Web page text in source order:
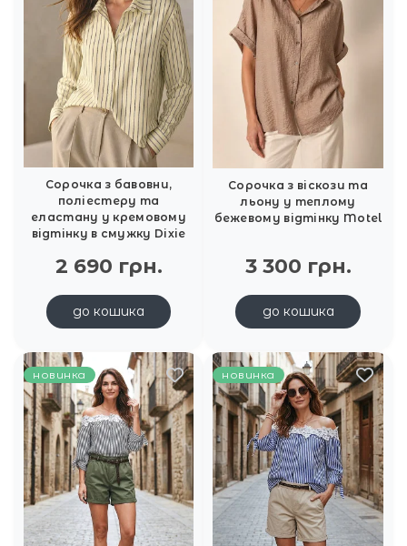
Сорочка з бавовни,
поліестеру та
еластану у кремовому
відтінку в смужку Dixie
2 690 грн.
до кошика
Сорочка з віскози та
льону у теплому
бежевому відтінку Motel
3 300 грн.
до кошика
новинка новинка